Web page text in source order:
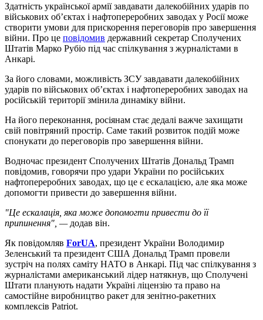
Здатність української армії завдавати далекобійних ударів по
військових об’єктах і нафтопереробних заводах у Росії може
створити умови для прискорення переговорів про завершення
війни. Про це повідомив державний секретар Сполучених
Штатів Марко Рубіо під час спілкування з журналістами в
Анкарі.
За його словами, можливість ЗСУ завдавати далекобійних
ударів по військових об’єктах і нафтопереробних заводах на
російській території змінила динаміку війни.
На його переконання, росіянам стає дедалі важче захищати
свій повітряний простір. Саме такий розвиток подій може
спонукати до переговорів про завершення війни.
Водночас президент Сполучених Штатів Дональд Трамп
повідомив, говорячи про удари України по російських
нафтопереробних заводах, що це є ескалацією, але яка може
допомогти привести до завершення війни.
"Це ескалація, яка може допомогти привести до її
припинення", — додав він.
Як повідомляв ForUA, президент України Володимир
Зеленський та президент США Дональд Трамп провели
зустріч на полях саміту НАТО в Анкарі. Під час спілкування з
журналістами американський лідер натякнув, що Сполучені
Штати планують надати Україні ліцензію та право на
самостійне виробництво ракет для зенітно-ракетних
комплексів Patriot.